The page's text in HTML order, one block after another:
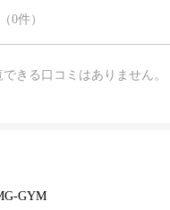
（0件）
できる口コミはありません。
GYM